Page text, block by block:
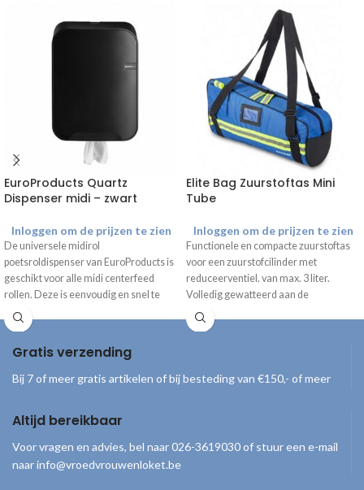
EuroProducts Quartz
Dispenser midi – zwart
Inloggen om de prijzen te zien
De universele midirol
poetsroldispenser van EuroProducts is
geschikt voor alle midi centerfeed
rollen. Deze is eenvoudig en snel te
doseren en hygiënisch in gebruik.
Elite Bag Zuurstoftas Mini
Tube
Inloggen om de prijzen te zien
Functionele en compacte zuurstoftas
voor een zuurstofcilinder met
reduceerventiel. van max. 3 liter.
Volledig gewatteerd aan de
binnenzijde om de zuurstofcilinder
maximaal te beschermen.
Gratis verzending
Bij 7 of meer gratis artikelen of bij besteding van €150,- of meer
Altijd bereikbaar
Voor vragen en advies, bel naar 026-3619030 of stuur een e-mail
naar info@vroedvrouwenloket.be